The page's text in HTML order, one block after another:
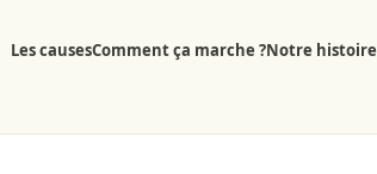
Les causesComment ça marche ?Notre histoire